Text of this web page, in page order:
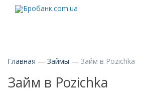
Главная — Займы — Займ в Pozichka
Займ в Pozichka